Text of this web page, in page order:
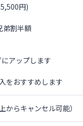
円)
割半額
アップします
をおすすめします
らキャンセル可能）